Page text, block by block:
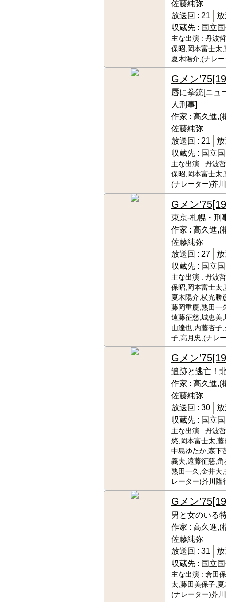
佐藤純弥
放送回 : 21
収蔵先 : 国立
主な出演 : 丹波
保昭,岡本富士太
夏木陽介,(ナレ
Gメン’75
唇に拳銃[ニュ
人刑事]
作家 : 高久進,(
佐藤純弥
放送回 : 21
収蔵先 : 国立
主な出演 : 丹波
保昭,岡本富士太
(ナレーター)芥
Gメン’75
東京-札幌・刑
作家 : 高久進,(
佐藤純弥
放送回 : 27
収蔵先 : 国立
主な出演 : 丹波
保昭,岡本富士太
夏木陽介,横光勝
藤岡重慶,熟田一
遠藤征慈,城恵美
山達也,内藤杏子
子,高月忠,(ナレ
Gメン’75
追跡と逃亡！
作家 : 高久進,(
佐藤純弥
放送回 : 30
収蔵先 : 国立
主な出演 : 丹波
悠,岡本富士太,
中島ゆたか,森下
義夫,遠藤征慈,
熟田一久,金井大
レーター)芥川隆
Gメン’75
男と女のいる
作家 : 高久進,(
佐藤純弥
放送回 : 31
収蔵先 : 国立
主な出演 : 倉田
太,藤田美保子,
(ナレーター)芥